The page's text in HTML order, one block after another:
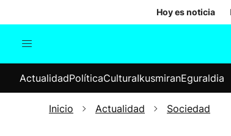
Hoy es noticia
Internacional
Elecciones
ActualidadPolíticaCulturaIkusmiranEguraldia
Inicio Actualidad Sociedad